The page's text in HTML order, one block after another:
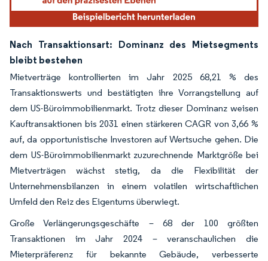
Nach Transaktionsart: Dominanz des Mietsegments
bleibt bestehen
Mietverträge kontrollierten im Jahr 2025 68,21 % des
Transaktionswerts und bestätigten ihre Vorrangstellung auf
dem US-Büroimmobilienmarkt. Trotz dieser Dominanz weisen
Kauftransaktionen bis 2031 einen stärkeren CAGR von 3,66 %
auf, da opportunistische Investoren auf Wertsuche gehen. Die
dem US-Büroimmobilienmarkt zuzurechnende Marktgröße bei
Mietverträgen wächst stetig, da die Flexibilität der
Unternehmensbilanzen in einem volatilen wirtschaftlichen
Umfeld den Reiz des Eigentums überwiegt.
Große Verlängerungsgeschäfte – 68 der 100 größten
Transaktionen im Jahr 2024 – veranschaulichen die
Mieterpräferenz für bekannte Gebäude, verbesserte